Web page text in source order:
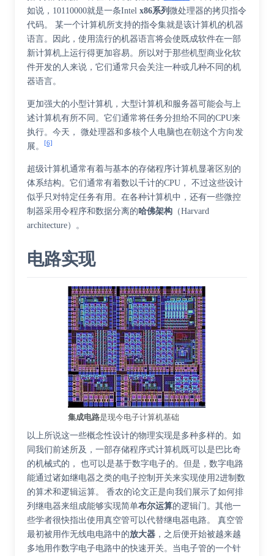
如说，10110000就是一条Intel x86系列 微处理器的拷贝指令
代码。 某一个计算机所支持的指令集就是该计算机的机器
语言。因此，使用流行的机器语言将会使既成软件在一部
新计算机上运行得更加容易。所以对于那些机型商业化软
件开发的人来说，它们通常只会关注一种或几种不同的机
器语言。
更加强大的小型计算机，大型计算机和服务器可能会与上
述计算机有所不同。它们通常将任务分担给不同的CPU来
执行。今天， 微处理器和多核个人电脑也在朝这个方向发
展。
[6]
超级计算机通常有着与基本的存储程序计算机显著区别的
体系结构。它们通常有着数以千计的CPU， 不过这些设计
似乎只对特定任务有用。在各种计算机中，还有一些微控
制器采用令程序和数据分离的哈佛架构 （Harvard
architecture）。
电路实现
集成电路是现今电子计算机基础
以上所说这一些概念性设计的物理实现是多种多样的。如
同我们前述所及，一部存储程序式计算机既可以是巴比奇
的机械式的， 也可以是基于数字电子的。但是，数字电路
能通过诸如继电器之类的电子控制开关来实现使用2进制数
的算术和逻辑运算。 香农的论文正是向我们展示了如何排
列继电器来组成能够实现简单布尔运算的逻辑门。其他一
些学者很快指出使用真空管可以代替继电器电路。 真空管
最初被用作无线电电路中的放大器 ，之后便开始被越来越
多地用作数字电子电路中的快速开关。当电子管的一个针